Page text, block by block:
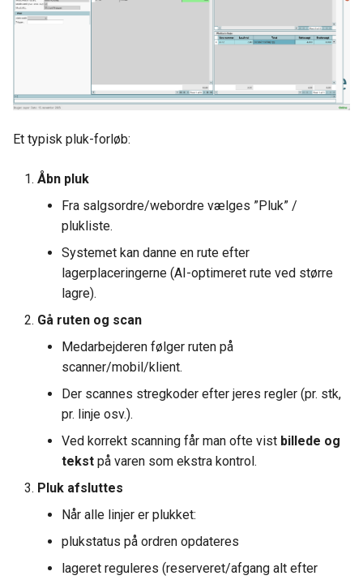
Et typisk pluk-forløb:
Åbn pluk
Fra salgsordre/webordre vælges ”Pluk” /
plukliste.
Systemet kan danne en rute efter
lagerplaceringerne (AI-optimeret rute ved større
lagre).
Gå ruten og scan
Medarbejderen følger ruten på
scanner/mobil/klient.
Der scannes stregkoder efter jeres regler (pr. stk,
pr. linje osv.).
Ved korrekt scanning får man ofte vist billede og
tekst på varen som ekstra kontrol.
Pluk afsluttes
Når alle linjer er plukket:
plukstatus på ordren opdateres
lageret reguleres (reserveret/afgang alt efter